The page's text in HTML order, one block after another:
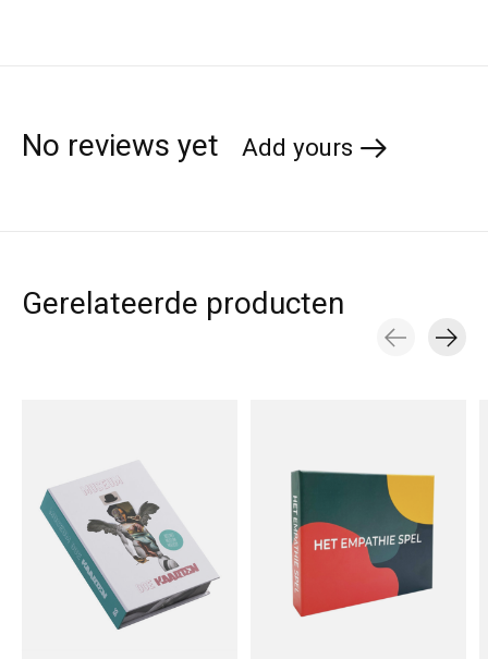
No reviews yet Add yours
Gerelateerde producten